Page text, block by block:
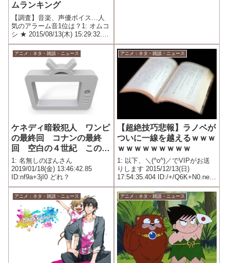
ムランキング
【調査】音楽、声優ボイス…人
気のアラーム音1位は？1: オムコ
シ ★ 2015/08/13(木) 15:29:32.76
ID:???.net
アニメ：ネタ・雑談・ニュース
ケネディ暗殺犯人 ワンピ
の最終回 コナンの最終
回 空白の４世紀 この中
で一つだけ今すぐ知れるな
ら？
1: 名無しのぽんさん
2019/01/18(金) 13:46:42.85
ID:nf9a+3jI0 どれ？
アニメ：ネタ・雑談・ニュース
【超絶技巧悲報】ラノベが
ついに一線を越えるｗｗｗ
ｗｗｗｗｗｗｗｗｗ
1: 以下、＼(^o^)／でVIPがお送
りします 2015/12/13(日)
17:54:35.404 ID:/+/Q6K+N0.net
【悲報】俺氏、女子トイレで異
世界人のお悩み相談役に就任。
バレたら死亡。【通報不可避】
やっぱラノベって...
アニメ：ネタ・雑談・ニュース アニメ：ネタ・雑談・ニュース